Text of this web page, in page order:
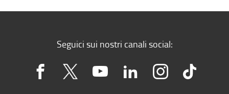
Seguici sui nostri canali social: